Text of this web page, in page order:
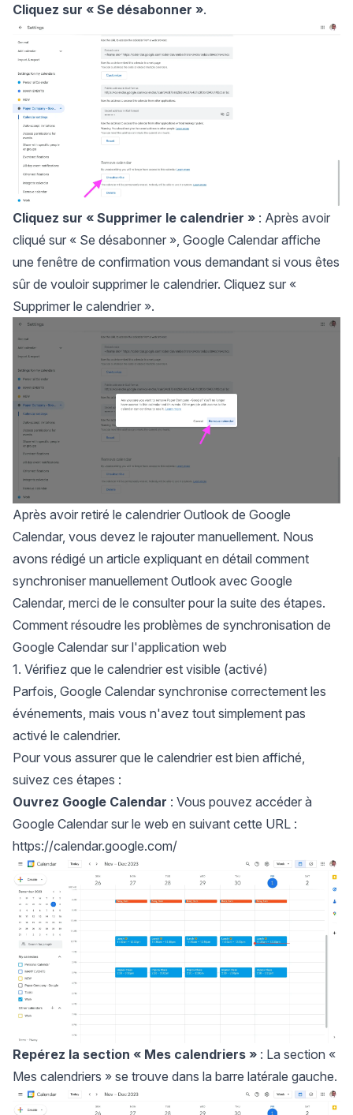
Cliquez sur « Se désabonner ».
Cliquez sur « Supprimer le calendrier » : Après avoir
cliqué sur « Se désabonner », Google Calendar affiche
une fenêtre de confirmation vous demandant si vous êtes
sûr de vouloir supprimer le calendrier. Cliquez sur «
Supprimer le calendrier ».
Après avoir retiré le calendrier Outlook de Google
Calendar, vous devez le rajouter manuellement. Nous
avons rédigé un article expliquant en détail comment
synchroniser manuellement Outlook avec Google
Calendar, merci de le consulter pour la suite des étapes.
Comment résoudre les problèmes de synchronisation de
Google Calendar sur l'application web
1. Vérifiez que le calendrier est visible (activé)
Parfois, Google Calendar synchronise correctement les
événements, mais vous n'avez tout simplement pas
activé le calendrier.
Pour vous assurer que le calendrier est bien affiché,
suivez ces étapes :
Ouvrez Google Calendar : Vous pouvez accéder à
Google Calendar sur le web en suivant cette URL :
https://calendar.google.com/
Repérez la section « Mes calendriers » : La section «
Mes calendriers » se trouve dans la barre latérale gauche.